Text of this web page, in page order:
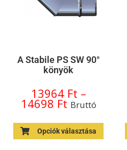
A Stabile PS SW 90°
könyök
13964 Ft –
14698 Ft Bruttó
Opciók választása